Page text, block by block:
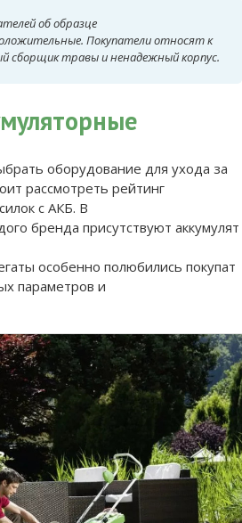
об образце
Покупатели относят к
сборщик травы и ненадежный корпус.
оборудование для ухода за
рассмотреть рейтинг
с АКБ. В
бренда присутствуют аккумулят
особенно полюбились покупат
параметров и